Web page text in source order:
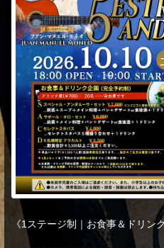
《1ステージ制｜お食事＆ドリ